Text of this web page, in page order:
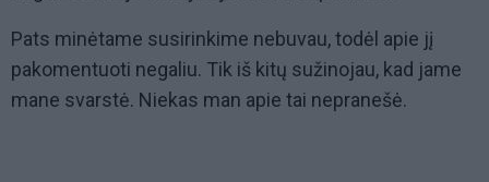
Pats minėtame susirinkime nebuvau, todėl apie jį
pakomentuoti negaliu. Tik iš kitų sužinojau, kad jame
mane svarstė. Niekas man apie tai nepranešė.